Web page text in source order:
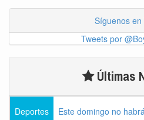
Síguenos en
Tweets por
Últimas
Deportes Este domingo no